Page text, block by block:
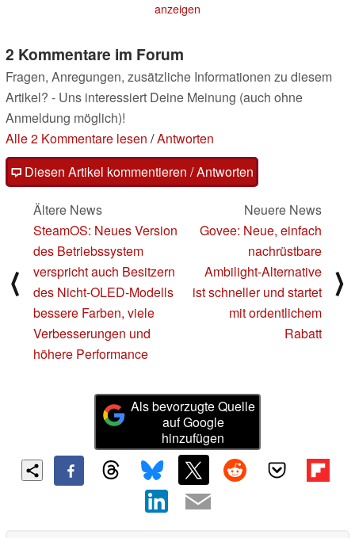
15.11.2023
anzeigen
2 Kommentare im Forum
Fragen, Anregungen, zusätzliche Informationen zu diesem
Artikel? - Uns interessiert Deine Meinung (auch ohne
Anmeldung möglich)!
Alle 2 Kommentare lesen /Antworten
Diesen Artikel kommentieren / Antworten
⟨
Ältere News
SteamOS: Neues Version
des Betriebssystem
verspricht auch Besitzern
des Nicht-OLED-Modells
bessere Farben, viele
Verbesserungen und
höhere Performance
Neuere News
Govee: Neue, einfach
nachrüstbare
Ambilight-Alternative
ist schneller und startet
mit ordentlichem
Rabatt
⟩
Als bevorzugte Quelle
auf Google
hinzufügen